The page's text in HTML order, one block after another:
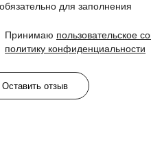
для заполнения
Принимаю пользовательское
политику конфиденциальности
Оставить отзыв